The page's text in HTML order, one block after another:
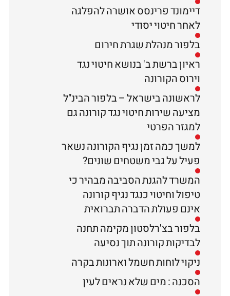
דיימונד פרינסס אושרה להפלגה
לאחר חיטוי יסודי
בלפור מנהלת שגרת חירום
ראיון ברשת ב' בנושא חיטוי נגד
וירוס הקורונה
לראשונה בישראל – בלפור הבינ"ל
מציעה שירות חיטוי נגד קורונה גם
למגזר הפרטי
למשך כמה זמן נגיף הקורונה נשאר
פעיל על גבי משטחים שונים?
המשרד להגנת הסביבה מבהיר כי
טיפול וחיטוי כנגד נגיף קורונה
אינם פעולת הדברה תברואית
בלפור בצ'רלסטון מקימה תחנה
לבדיקות קורונה תוך נסיעה
ניקוי לוחות חשמל וארונות בקרה
הסכנה : מים שלא נראים לעין